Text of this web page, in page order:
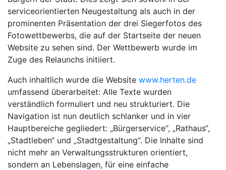
serviceorientierten Neugestaltung als auch in der
prominenten Präsentation der drei Siegerfotos des
Fotowettbewerbs, die auf der Startseite der neuen
Website zu sehen sind. Der Wettbewerb wurde im
Zuge des Relaunchs initiiert.
Auch inhaltlich wurde die Website www.herten.de
umfassend überarbeitet: Alle Texte wurden
verständlich formuliert und neu strukturiert. Die
Navigation ist nun deutlich schlanker und in vier
Hauptbereiche gegliedert: „Bürgerservice“, „Rathaus“,
„Stadtleben“ und „Stadtgestaltung“. Die Inhalte sind
nicht mehr an Verwaltungsstrukturen orientiert,
sondern an Lebenslagen, für eine einfache